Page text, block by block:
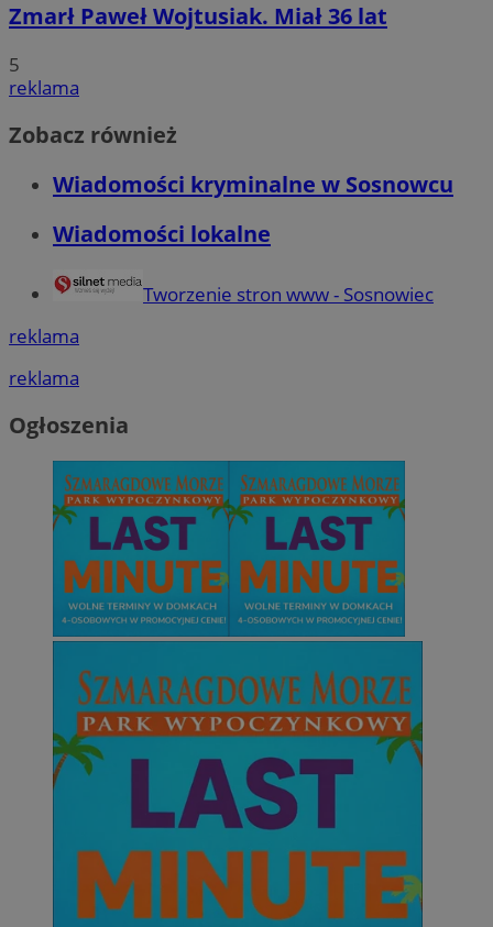
Zmarł Paweł Wojtusiak. Miał 36 lat
5
reklama
Zobacz również
Wiadomości kryminalne w Sosnowcu
Wiadomości lokalne
Tworzenie stron www - Sosnowiec
reklama
reklama
Ogłoszenia